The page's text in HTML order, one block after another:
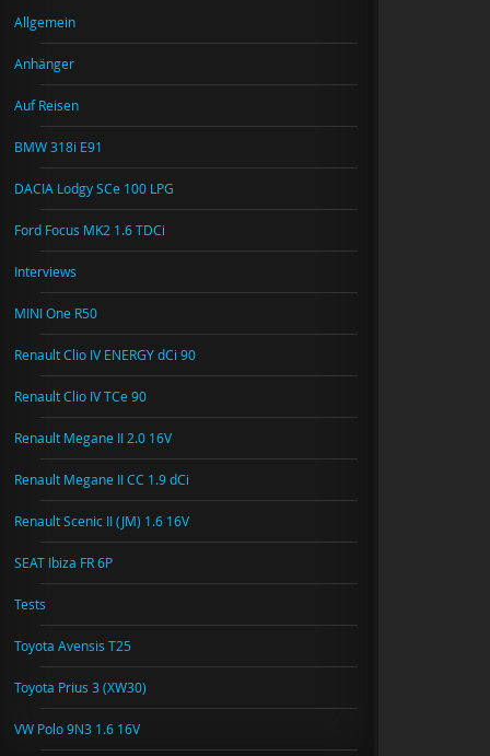
Allgemein
Anhänger
Auf Reisen
BMW 318i E91
DACIA Lodgy SCe 100 LPG
Ford Focus MK2 1.6 TDCi
Interviews
MINI One R50
Renault Clio IV ENERGY dCi 90
Renault Clio IV TCe 90
Renault Megane II 2.0 16V
Renault Megane II CC 1.9 dCi
Renault Scenic II (JM) 1.6 16V
SEAT Ibiza FR 6P
Tests
Toyota Avensis T25
Toyota Prius 3 (XW30)
VW Polo 9N3 1.6 16V